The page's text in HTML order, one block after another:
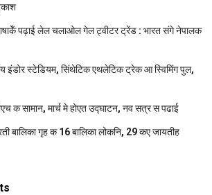
भाषाकेँ पढ़ाई लेल चलाओल गेल ट्वीटर ट्रेंड : भारत संगे नेपालक
इंडोर स्‍टेडि‍यम, सिंथेटिक एथलेटिक ट्रेक आ स्विमिंग पुल,
क सामान, मार्च मे होएत उद्घाटन, नव सत्र स पढाई
बालिका गृह क 16 बालिका लोकनि, 29 कए जायतीह